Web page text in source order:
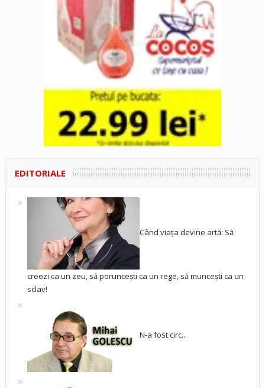
EDITORIALE
Când viața devine artă: Să
creezi ca un zeu, să poruncești ca un rege, să muncești ca un
sclav!
N-a fost circ...